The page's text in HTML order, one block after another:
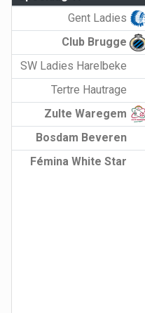
Gent Ladies
Club Brugge
SW Ladies Harelbeke
Tertre Hautrage
Zulte Waregem
Bosdam Beveren
Fémina White Star